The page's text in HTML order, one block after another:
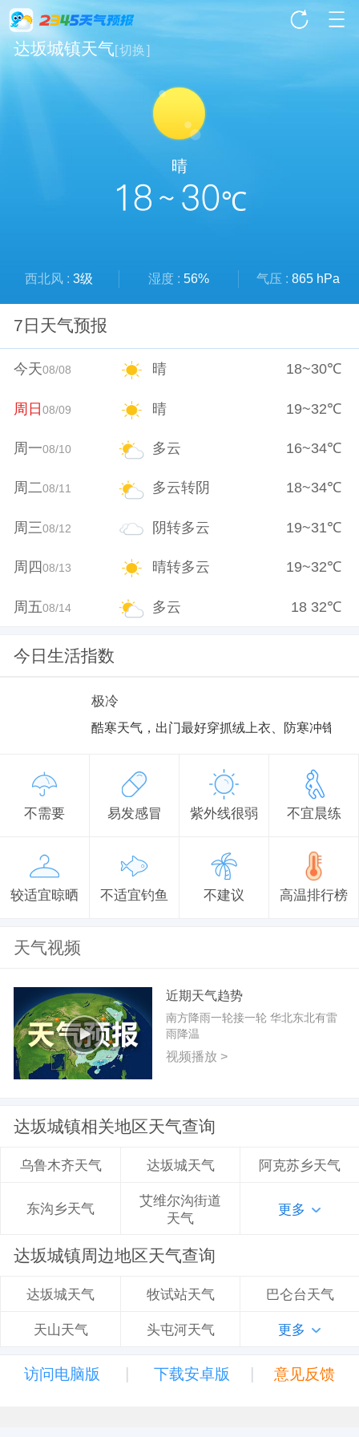
达坂城镇天气[切换]
晴
18 ~ 30℃
西北风 :3级 湿度 : 56% 气压 : 865 hPa
7日天气预报
今天08/08 晴 18~30℃
周日08/09 晴 19~32℃
周一08/10 多云 16~34℃
周二08/11 多云转阴 18~34℃
周三08/12 阴转多云 19~31℃
周四08/13 晴转多云 19~32℃
周五08/14 多云 18 32℃
今日生活指数
极冷
酷寒天气，出门最好穿抓绒上衣、防寒冲锋衣
不需要 易发感冒 紫外线很弱 不宜晨练
较适宜晾晒 不适宜钓鱼 不建议 高温排行榜
天气视频
近期天气趋势
南方降雨一轮接一轮 华北东北有雷
雨降温
视频播放 >
达坂城镇相关地区天气查询
乌鲁木齐天气 达坂城天气 阿克苏乡天气
东沟乡天气
艾维尔沟街道
天气
更多
达坂城镇周边地区天气查询
达坂城天气 牧试站天气 巴仑台天气
天山天气 头屯河天气 更多
访问电脑版 | 下载安卓版 | 意见反馈